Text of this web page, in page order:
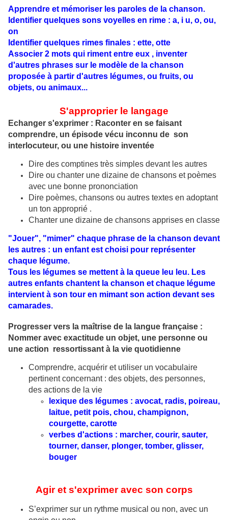
Apprendre et mémoriser les paroles de la chanson.
Identifier quelques sons voyelles en rime : a, i u, o, ou,
on
Identifier quelques rimes finales : ette, otte
Associer 2 mots qui riment entre eux , inventer
d'autres phrases sur le modèle de la chanson
proposée à partir d'autres légumes, ou fruits, ou
objets, ou animaux...
S'approprier le langage
Echanger s'exprimer : Raconter en se faisant
comprendre, un épisode vécu inconnu de son
interlocuteur, ou une histoire inventée
Dire des comptines très simples devant les autres
Dire ou chanter une dizaine de chansons et poèmes
avec une bonne prononciation
Dire poèmes, chansons ou autres textes en adoptant
un ton approprié .
Chanter une dizaine de chansons apprises en classe
"Jouer", "mimer" chaque phrase de la chanson devant
les autres : un enfant est choisi pour représenter
chaque légume.
Tous les légumes se mettent à la queue leu leu. Les
autres enfants chantent la chanson et chaque légume
intervient à son tour en mimant son action devant ses
camarades.
Progresser vers la maîtrise de la langue française :
Nommer avec exactitude un objet, une personne ou
une action ressortissant à la vie quotidienne
Comprendre, acquérir et utiliser un vocabulaire
pertinent concernant : des objets, des personnes,
des actions de la vie
lexique des légumes : avocat, radis, poireau,
laitue, petit pois, chou, champignon,
courgette, carotte
verbes d'actions : marcher, courir, sauter,
tourner, danser, plonger, tomber, glisser,
bouger
Agir et s'exprimer avec son corps
S’exprimer sur un rythme musical ou non, avec un